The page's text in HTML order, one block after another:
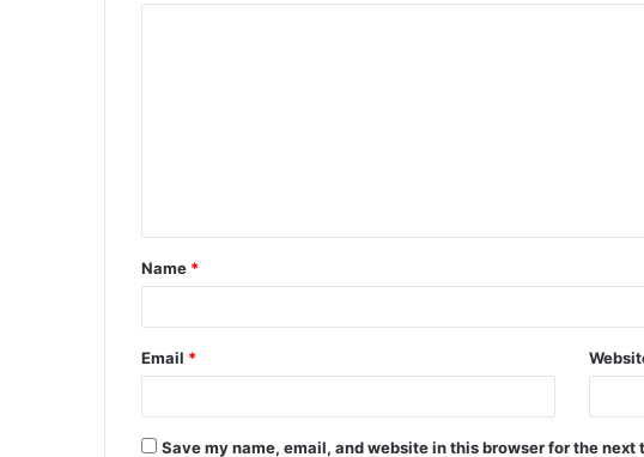
t
*
Name *
Email *
Save my name, email, and website in this browser for the next